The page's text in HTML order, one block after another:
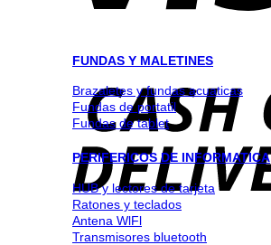
FUNDAS Y MALETINES
Brazaletes y fundas acuaticas
Fundas de portatil
Fundas de tablet
PERIFERICOS DE INFORMATICA
HUB y lectores de tarjeta
Ratones y teclados
Antena WlFl
Transmisores bluetooth